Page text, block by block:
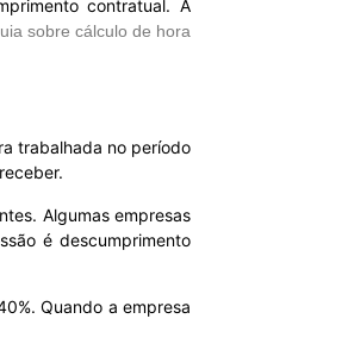
contratual. A
sobre cálculo de hora
trabalhada no período
Algumas empresas
é descumprimento
Quando a empresa